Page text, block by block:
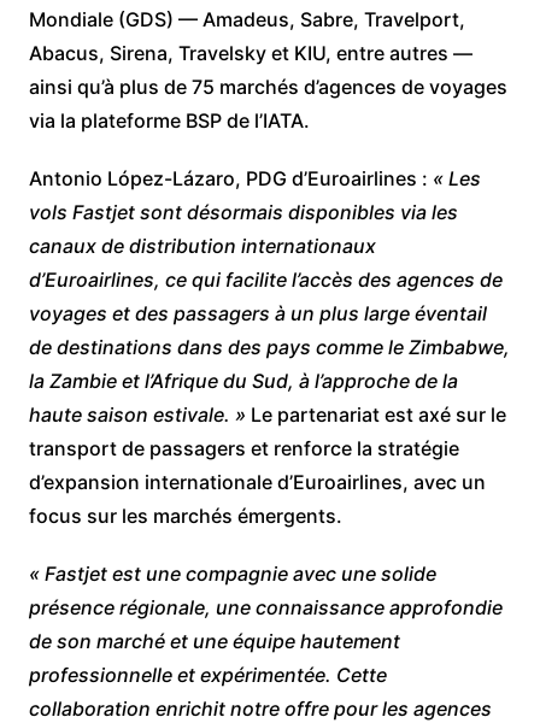
Mondiale (GDS) — Amadeus, Sabre, Travelport,
Abacus, Sirena, Travelsky et KIU, entre autres —
ainsi qu’à plus de 75 marchés d’agences de voyages
via la plateforme BSP de l’IATA.
Antonio López-Lázaro, PDG d’Euroairlines : « Les
vols Fastjet sont désormais disponibles via les
canaux de distribution internationaux
d’Euroairlines, ce qui facilite l’accès des agences de
voyages et des passagers à un plus large éventail
de destinations dans des pays comme le Zimbabwe,
la Zambie et l’Afrique du Sud, à l’approche de la
haute saison estivale. » Le partenariat est axé sur le
transport de passagers et renforce la stratégie
d’expansion internationale d’Euroairlines, avec un
focus sur les marchés émergents.
« Fastjet est une compagnie avec une solide
présence régionale, une connaissance approfondie
de son marché et une équipe hautement
professionnelle et expérimentée. Cette
collaboration enrichit notre offre pour les agences